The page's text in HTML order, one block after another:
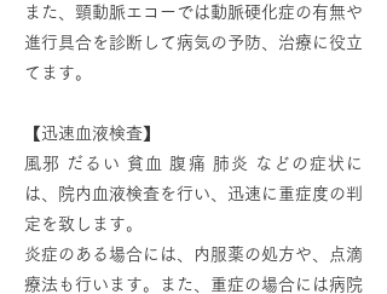
また、頸動脈エコーでは動脈硬化症の有無や
進行具合を診断して病気の予防、治療に役立
てます。
【迅速血液検査】
風邪 だるい 貧血 腹痛 肺炎 などの症状に
は、院内血液検査を行い、迅速に重症度の判
定を致します。
炎症のある場合には、内服薬の処方や、点滴
療法も行います。また、重症の場合には病院